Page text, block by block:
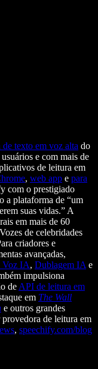
de texto em voz alta do
e com mais de
de leitura em
, web app e para
com o prestigiado
a plataforma de “um
suas vidas.” A
em mais de 60
de celebridades
criadores e
avançadas,
Voz IA, Dublagem IA e
impulsiona
de API de leitura em
em The Wall
e outros grandes
de leitura em
, speechify.com/blog